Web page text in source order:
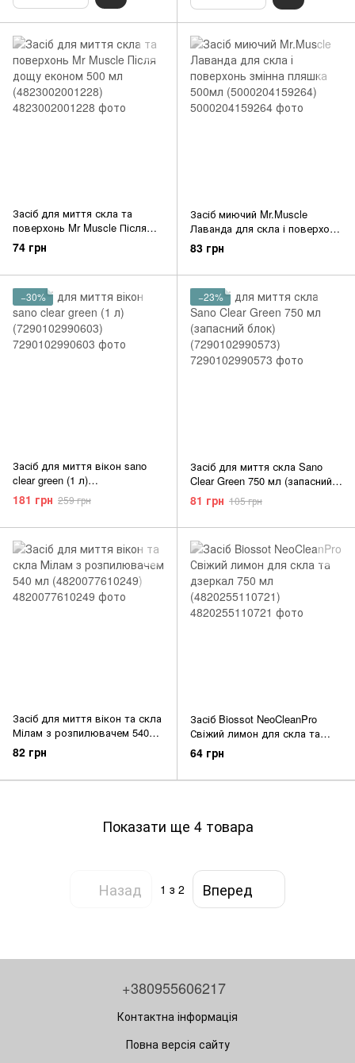
Засіб для миття скла та
поверхонь Mr Muscle Після
дощу економ 500 мл
(4823002001228)
74 грн
Засіб миючий Mr.Muscle
Лаванда для скла і поверхонь
змінна пляшка 500мл
(5000204159264)
83 грн
−30%
Засіб для миття вікон sano
clear green (1 л)
(7290102990603)
181 грн 259 грн
−23%
Засіб для миття скла Sano
Clear Green 750 мл (запасний
блок) (7290102990573)
81 грн 105 грн
Засіб для миття вікон та скла
Мілам з розпилювачем 540
мл (4820077610249)
82 грн
Засіб Biossot NeoCleanPro
Свіжий лимон для скла та
дзеркал 750 мл
(4820255110721)
64 грн
Показати ще 4 товара
Назад 1 з 2 Вперед
+380955606217
Контактна інформація
Повна версія сайту